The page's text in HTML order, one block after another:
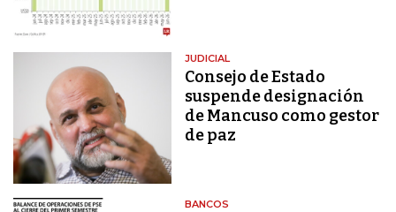
JUDICIAL
Consejo de Estado
suspende designación
de Mancuso como gestor
de paz
BANCOS